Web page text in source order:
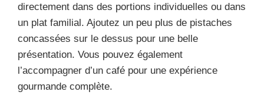
directement dans des portions individuelles ou dans
un plat familial. Ajoutez un peu plus de pistaches
concassées sur le dessus pour une belle
présentation. Vous pouvez également
l’accompagner d’un café pour une expérience
gourmande complète.